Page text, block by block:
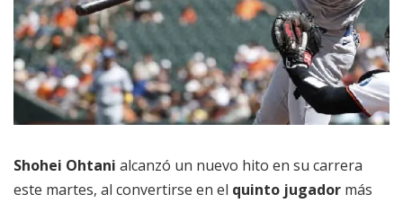
Shohei Ohtani alcanzó un nuevo hito en su carrera
este martes, al convertirse en el quinto jugador más